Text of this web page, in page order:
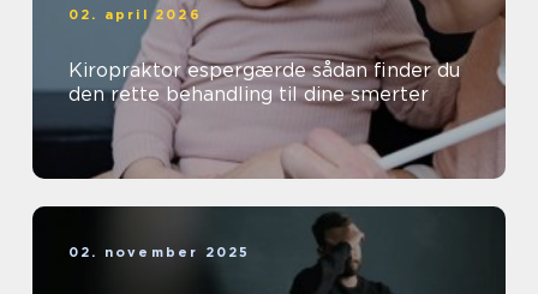
02. april 2026
Kiropraktor espergærde sådan finder du
den rette behandling til dine smerter
02. november 2025